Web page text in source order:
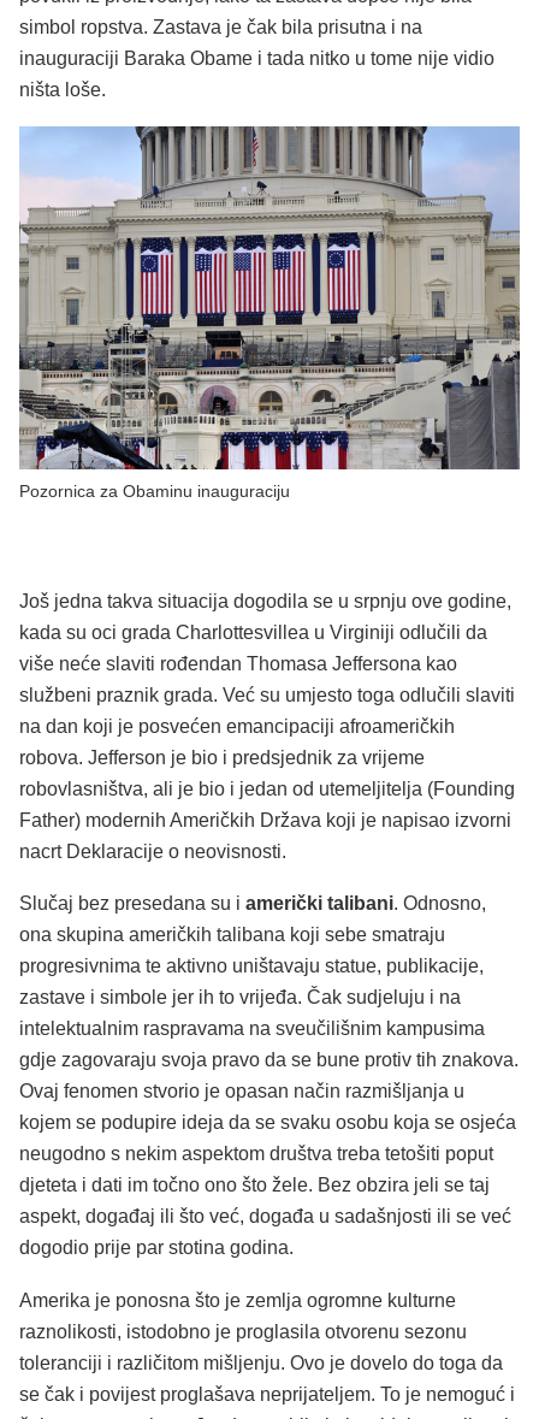
simbol ropstva. Zastava je čak bila prisutna i na
inauguraciji Baraka Obame i tada nitko u tome nije vidio
ništa loše.
Pozornica za Obaminu inauguraciju
Još jedna takva situacija dogodila se u srpnju ove godine,
kada su oci grada Charlottesvillea u Virginiji odlučili da
više neće slaviti rođendan Thomasa Jeffersona kao
službeni praznik grada. Već su umjesto toga odlučili slaviti
na dan koji je posvećen emancipaciji afroameričkih
robova. Jefferson je bio i predsjednik za vrijeme
robovlasništva, ali je bio i jedan od utemeljitelja (Founding
Father) modernih Američkih Država koji je napisao izvorni
nacrt Deklaracije o neovisnosti.
Slučaj bez presedana su i američki talibani. Odnosno,
ona skupina američkih talibana koji sebe smatraju
progresivnima te aktivno uništavaju statue, publikacije,
zastave i simbole jer ih to vrijeđa. Čak sudjeluju i na
intelektualnim raspravama na sveučilišnim kampusima
gdje zagovaraju svoja pravo da se bune protiv tih znakova.
Ovaj fenomen stvorio je opasan način razmišljanja u
kojem se podupire ideja da se svaku osobu koja se osjeća
neugodno s nekim aspektom društva treba tetošiti poput
djeteta i dati im točno ono što žele. Bez obzira jeli se taj
aspekt, događaj ili što već, događa u sadašnjosti ili se već
dogodio prije par stotina godina.
Amerika je ponosna što je zemlja ogromne kulturne
raznolikosti, istodobno je proglasila otvorenu sezonu
toleranciji i različitom mišljenju. Ovo je dovelo do toga da
se čak i povijest proglašava neprijateljem. To je nemoguć i